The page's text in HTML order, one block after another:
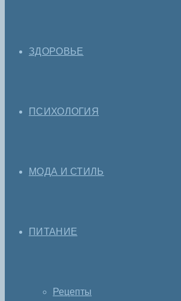
ЗДОРОВЬЕ
ПСИХОЛОГИЯ
МОДА И СТИЛЬ
ПИТАНИЕ
Рецепты